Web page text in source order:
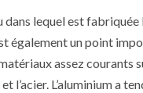
dans lequel est fabriquée
également un point
assez courants
et l’acier. L’aluminium a